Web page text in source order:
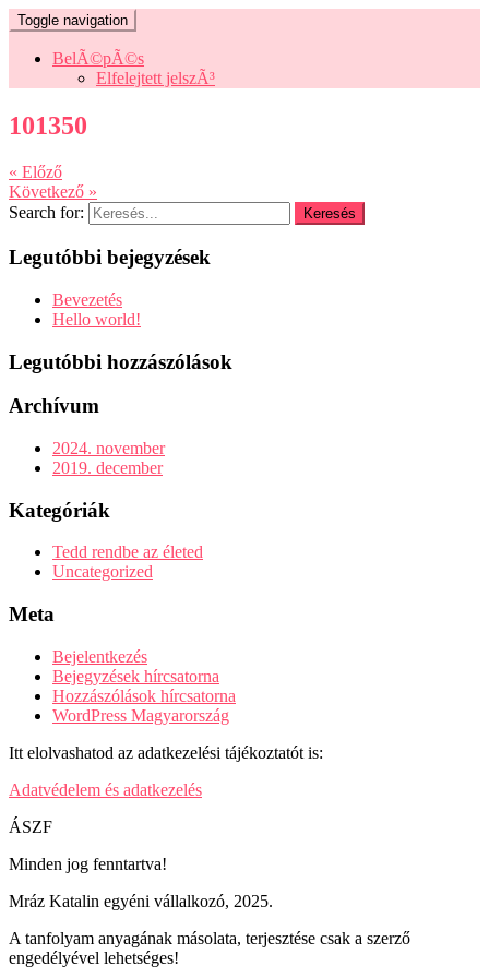
Toggle navigation
BelÃ©pÃ©s
Elfelejtett jelszÃ³
101350
« Előző
Következő »
Search for:
Legutóbbi bejegyzések
Bevezetés
Hello world!
Legutóbbi hozzászólások
Archívum
2024. november
2019. december
Kategóriák
Tedd rendbe az életed
Uncategorized
Meta
Bejelentkezés
Bejegyzések hírcsatorna
Hozzászólások hírcsatorna
WordPress Magyarország
Itt elolvashatod az adatkezelési tájékoztatót is:
Adatvédelem és adatkezelés
ÁSZF
Minden jog fenntartva!
Mráz Katalin egyéni vállalkozó, 2025.
A tanfolyam anyagának másolata, terjesztése csak a szerző
engedélyével lehetséges!